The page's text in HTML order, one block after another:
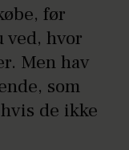
før
hvor
Men hav
som
de ikke